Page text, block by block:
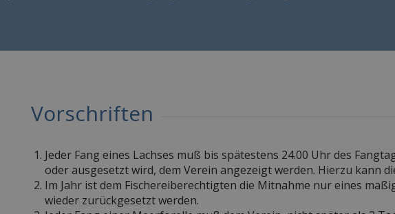
Vorschriften
Jeder Fang eines Lachses muß bis spätestens 24.00 Uhr des
oder ausgesetzt wird, dem Verein angezeigt werden. Hierzu kann
Im Jahr ist dem Fischereiberechtigten die Mitnahme nur eines
wieder zurückgesetzt werden.